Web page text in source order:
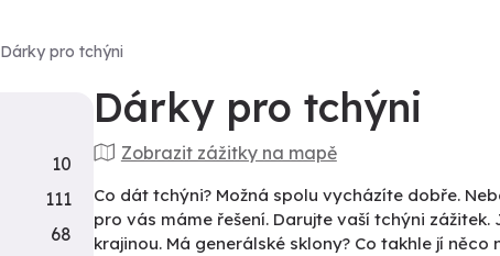
Dárky pro tchýni
Dárky pro tchýni
Zobrazit zážitky na mapě
Co dát tchýni? Možná spolu vycházíte dobře.
pro vás máme řešení. Darujte vaší tchýni zážitek.
krajinou. Má generálské sklony? Co takhle jí
10
111
68